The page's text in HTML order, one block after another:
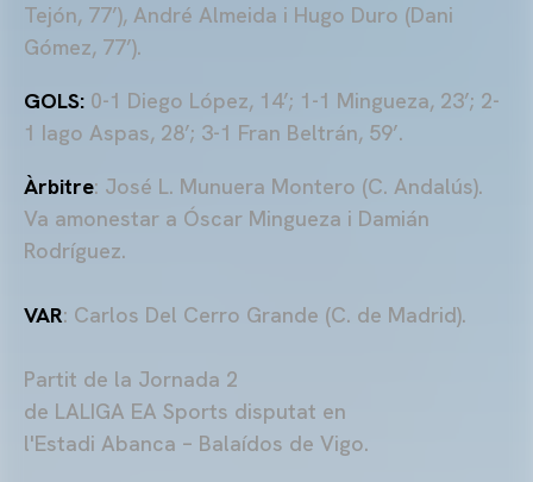
Tejón, 77’), André Almeida i Hugo Duro (Dani
Gómez, 77’).
GOLS: 0-1 Diego López, 14’; 1-1 Mingueza, 23’; 2-
1 Iago Aspas, 28’; 3-1 Fran Beltrán, 59’.
Àrbitre: José L. Munuera Montero (C. Andalús).
Va amonestar a Óscar Mingueza i Damián
Rodríguez.
VAR: Carlos Del Cerro Grande (C. de Madrid).
Partit de la Jornada 2
de LALIGA EA Sports disputat en
l'Estadi Abanca – Balaídos de Vigo.